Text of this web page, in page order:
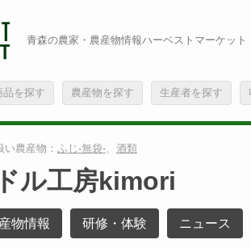
青森の農家・農産物情報ハーベストマーケット
品を探す 農産物を探す 生産者を探す
農産物： ふじ-無袋-、 酒類
ル工房kimori
物情報 研修・体験 ニュース